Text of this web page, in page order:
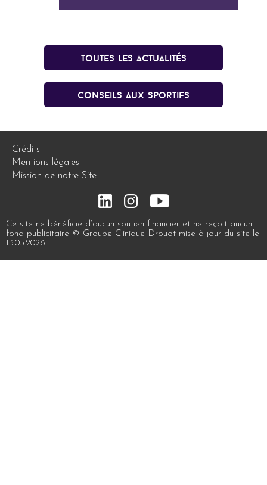
Toutes les actualités
conseils aux sportifs
Crédits
Mentions légales
Mission de notre Site
Ce site ne bénéficie d’aucun soutien financier et ne reçoit aucun
fond publicitaire © Groupe Clinique Drouot mise à jour du site le
13.05.2026